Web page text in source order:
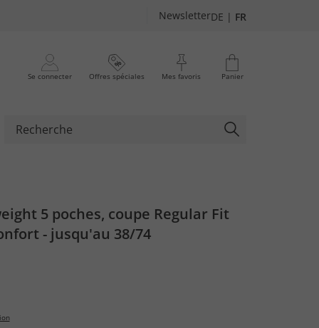
NewsletterDE | FR
Se connecter Offres spéciales Mes favoris Panier
5 poches, coupe Regular Fit
- jusqu'au 38/74